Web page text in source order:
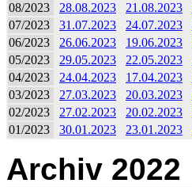
08/2023
28.08.2023 21.08.2023
07/2023
31.07.2023 24.07.2023
06/2023
26.06.2023 19.06.2023
05/2023
29.05.2023 22.05.2023
04/2023
24.04.2023 17.04.2023
03/2023
27.03.2023 20.03.2023
02/2023
27.02.2023 20.02.2023
01/2023
30.01.2023 23.01.2023
Archiv 2022